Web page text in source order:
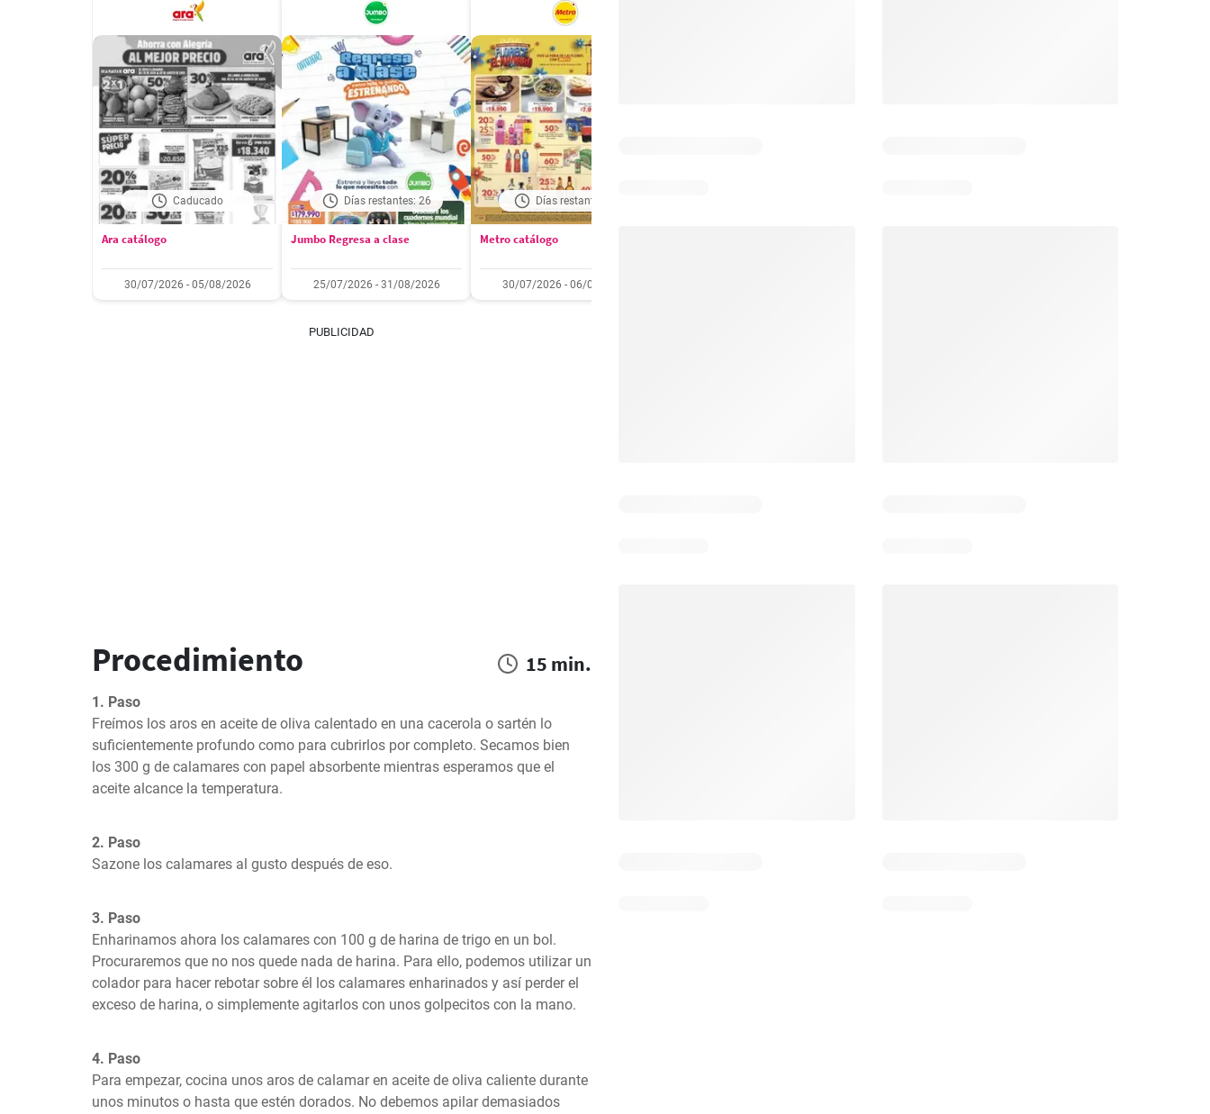
Caducado
Ara catálogo
30/07/2026 - 05/08/2026
Días restantes: 26
Jumbo Regresa a clase
25/07/2026 - 31/08/2026
Días restantes: 1
Metro catálogo
30/07/2026 - 06/08/2026
PUBLICIDAD
Procedimiento 15 min.
1. Paso
Freímos los aros en aceite de oliva calentado en una cacerola o sartén lo
suficientemente profundo como para cubrirlos por completo. Secamos bien
los 300 g de calamares con papel absorbente mientras esperamos que el
aceite alcance la temperatura.
2. Paso
Sazone los calamares al gusto después de eso.
3. Paso
Enharinamos ahora los calamares con 100 g de harina de trigo en un bol.
Procuraremos que no nos quede nada de harina. Para ello, podemos utilizar un
colador para hacer rebotar sobre él los calamares enharinados y así perder el
exceso de harina, o simplemente agitarlos con unos golpecitos con la mano.
4. Paso
Para empezar, cocina unos aros de calamar en aceite de oliva caliente durante
unos minutos o hasta que estén dorados. No debemos apilar demasiados